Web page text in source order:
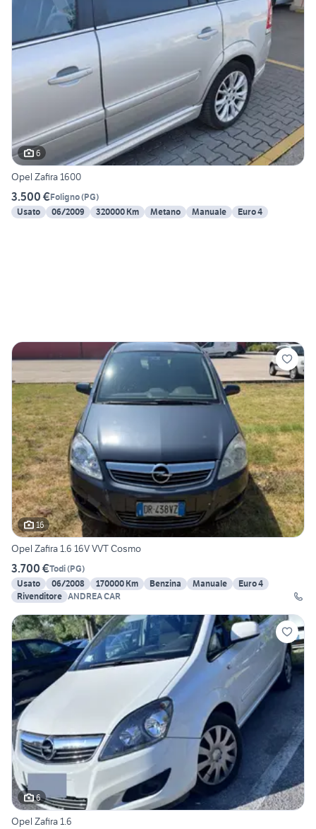
6
Opel Zafira 1600
3.500 €Foligno(PG)
Usato
06/2009 320000 Km Metano Manuale Euro 4
16
Opel Zafira 1.6 16V VVT Cosmo
3.700 €Todi(PG)
Usato
06/2008 170000 Km Benzina Manuale
Euro 4
Rivenditore ANDREA CAR
6
Opel Zafira 1.6